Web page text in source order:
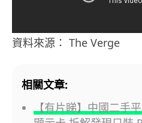
資料來源： The Verge
相關文章:
【有片睇】中國二手